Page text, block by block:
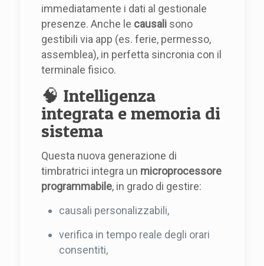
immediatamente i dati al gestionale
presenze. Anche le causali sono
gestibili via app (es. ferie, permesso,
assemblea), in perfetta sincronia con il
terminale fisico.
🧠 Intelligenza
integrata e memoria di
sistema
Questa nuova generazione di
timbratrici integra un microprocessore
programmabile, in grado di gestire:
causali personalizzabili,
verifica in tempo reale degli orari
consentiti,